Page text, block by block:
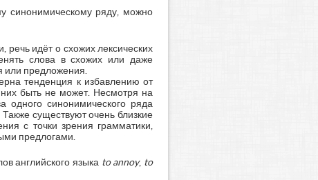
синонимическому ряду, можно
идёт о схожих лексических
слова в схожих или даже
или предложения.
тенденция к избавлению от
быть не может. Несмотря на
одного синонимического ряда
Также существуют очень близкие
с точки зрения грамматики,
предлогами.
английского языка to annoy, to